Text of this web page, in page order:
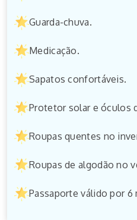
Guarda-chuva.
Medicação.
Sapatos confortáveis.
Protetor solar e óculos
Roupas quentes no
Roupas de algodão no
Passaporte válido por 6